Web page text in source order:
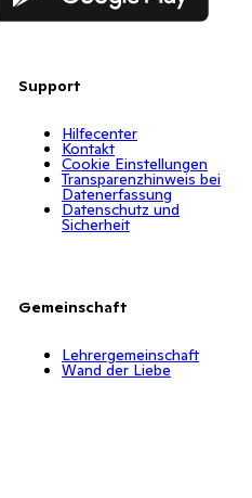
Support
Hilfecenter
Kontakt
Cookie Einstellungen
Transparenzhinweis bei
Datenerfassung
Datenschutz und
Sicherheit
Gemeinschaft
Lehrergemeinschaft
Wand der Liebe